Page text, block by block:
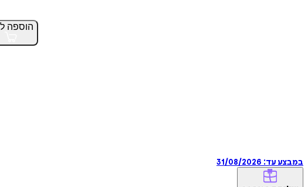
הוספה
במבצע עד: 31/08/2026